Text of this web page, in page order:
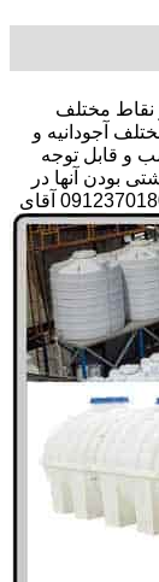
مختلف
آجودانیه و
و قابل توجه
بودن آنها در
ذخیره سازی آب آشامیدنی و سالم برای مدت زیاد و قیمت متعادل و مناسب و همچنین سرمایه گذاری در امور شبکه های آبرسانی مشتریان در همه نقاط آجودانیه مخازنی را معرفی نماید.09123701807 آقای